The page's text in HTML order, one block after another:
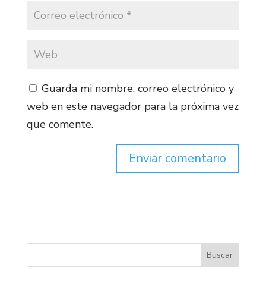
Guarda mi nombre, correo electrónico y
web en este navegador para la próxima vez
que comente.
Buscar